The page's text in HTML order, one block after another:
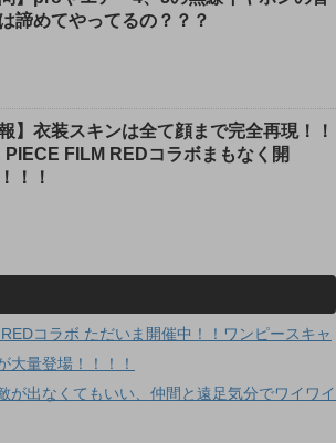
諦めてやってるの？？？
報】衣装スキンは全て顔まで完全再現！！
PIECE FILM REDコラボまもなく開
！！
コラボ ただいま開催中！！ワンピースキャ
大量登場！！！！
が出なくてもいい、仲間と遠足気分でワイワイ